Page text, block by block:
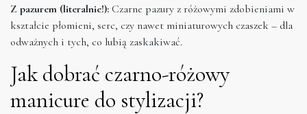
Z pazurem (literalnie!): Czarne pazury z różowymi zdobieniami w
kształcie płomieni, serc, czy nawet miniaturowych czaszek – dla
odważnych i tych, co lubią zaskakiwać.
Jak dobrać czarno-różowy
manicure do stylizacji?